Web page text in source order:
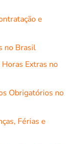
e
no Brasil
Extras no
Obrigatórios no
Férias e